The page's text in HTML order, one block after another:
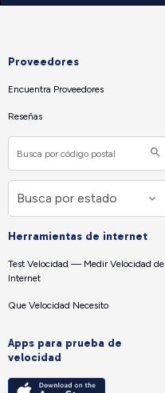
Proveedores
Encuentra Proveedores
Reseñas
Herramientas de internet
Test Velocidad — Medir Velocidad de
Internet
Que Velocidad Necesito
Apps para prueba de
velocidad